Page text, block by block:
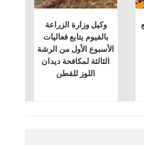
وكيل وزارة الزراعة
بالفيوم يتابع فعاليات
الأسبوع الأول من الرشة
الثالثة لمكافحة ديدان
اللوز للقطن